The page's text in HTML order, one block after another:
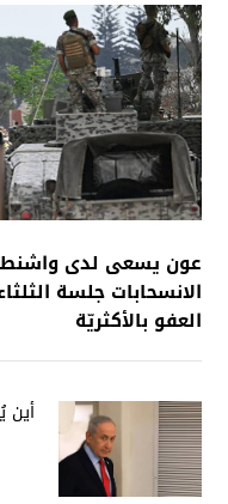
عون يسعى لدى
الانسحابات جلسة
العفو بالأكثريّة
أين